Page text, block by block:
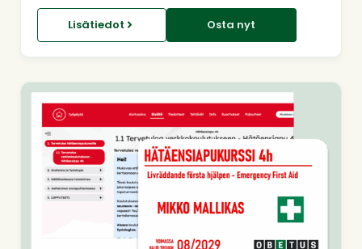
Lisätiedot Osta nyt